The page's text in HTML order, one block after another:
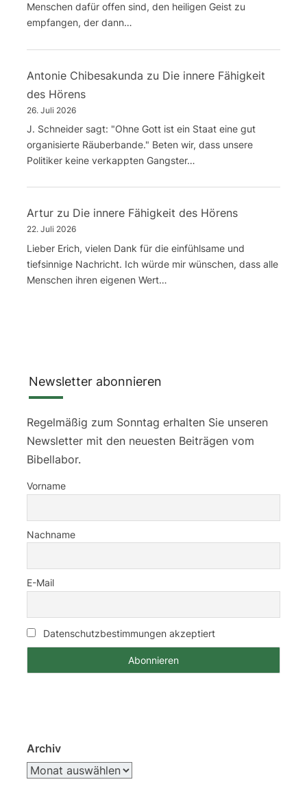
Menschen dafür offen sind, den heiligen Geist zu
empfangen, der dann…
Antonie Chibesakunda zu Die innere Fähigkeit
des Hörens
26. Juli 2026
J. Schneider sagt: "Ohne Gott ist ein Staat eine gut
organisierte Räuberbande." Beten wir, dass unsere
Politiker keine verkappten Gangster…
Artur zu Die innere Fähigkeit des Hörens
22. Juli 2026
Lieber Erich, vielen Dank für die einfühlsame und
tiefsinnige Nachricht. Ich würde mir wünschen, dass alle
Menschen ihren eigenen Wert…
Newsletter abonnieren
Regelmäßig zum Sonntag erhalten Sie unseren
Newsletter mit den neuesten Beiträgen vom
Bibellabor.
Vorname
Nachname
E-Mail
Datenschutzbestimmungen akzeptiert
Archiv